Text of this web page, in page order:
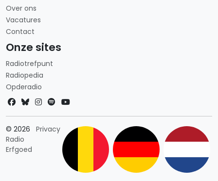
Over ons
Vacatures
Contact
Onze sites
Radiotrefpunt
Radiopedia
Opderadio
© 2026
Radio
Erfgoed
PrivacyLandkeuze